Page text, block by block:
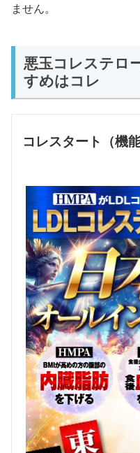
ません。
悪玉コレステロ
すめはコレ
コレスタート（機